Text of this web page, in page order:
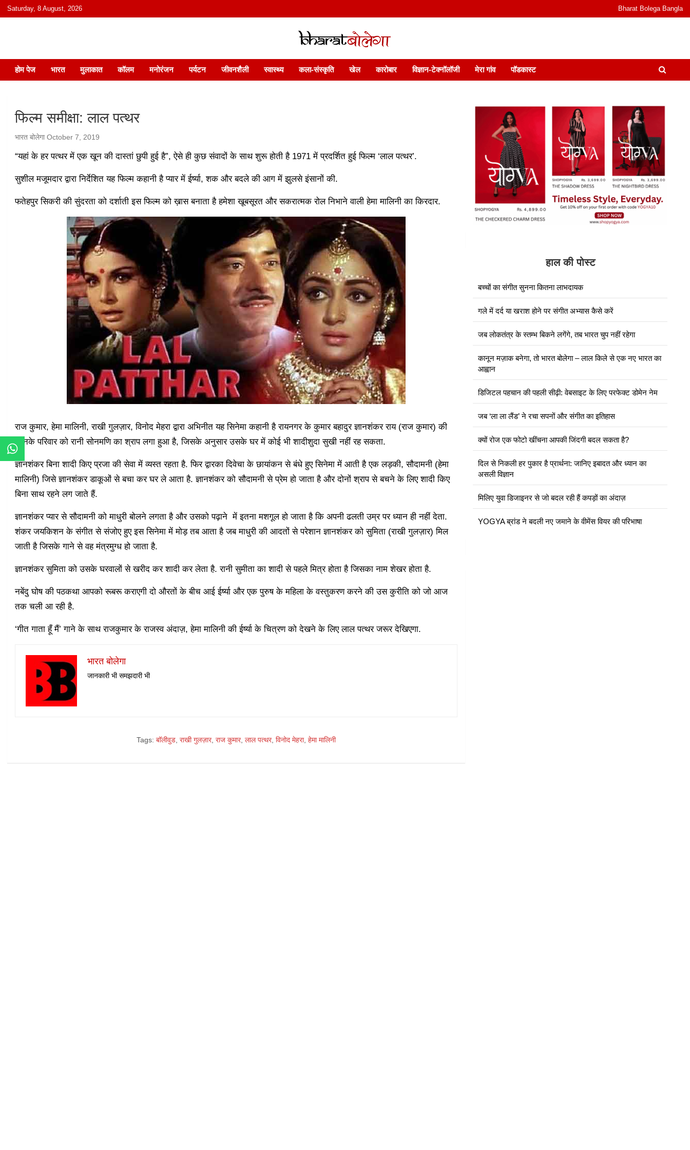
content
Saturday, 8 August, 2026 Bharat Bolega Bangla
भारत बोलेगा
हिंदी में समाचार, विचार, ऑडियो, वीडियो और फ़ीचर. भारत बोलेगा हिंदी न्यूज़ वेबसाइट India: News, Views, Info, Trends & Podcast I जानकारी भी समझदारी भी और पॉडकास्ट
होम पेज भारत मुलाकात कॉलम मनोरंजन पर्यटन जीवनशैली स्वास्थ्य कला-संस्कृति खेल कारोबार विज्ञान-टेक्नॉलॉजी मेरा गांव पॉडकास्ट
फिल्म समीक्षा: लाल पत्थर
भारत बोलेगा October 7, 2019
“यहां के हर पत्थर में एक खून की दास्तां छुपी हुई है”, ऐसे ही कुछ संवादों के साथ शुरू होती है 1971 में प्रदर्शित हुई फिल्म ‘लाल पत्थर’.
सुशील मजूमदार द्वारा निर्देशित यह फिल्म कहानी है प्यार में ईर्ष्या, शक और बदले की आग में झुलसे इंसानों की.
फतेहपुर सिकरी की सुंदरता को दर्शाती इस फिल्म को ख़ास बनाता है हमेशा खूबसूरत और सकरात्मक रोल निभाने वाली हेमा मालिनी का किरदार.
राज कुमार, हेमा मालिनी, राखी गुलज़ार, विनोद मेहरा द्वारा अभिनीत यह सिनेमा कहानी है रायनगर के कुमार बहादुर ज्ञानशंकर राय (राज कुमार) की
जिनके परिवार को रानी सोनमणि का श्राप लगा हुआ है, जिसके अनुसार उसके घर में कोई भी शादीशुदा सुखी नहीं रह सकता.
ज्ञानशंकर बिना शादी किए प्रजा की सेवा में व्यस्त रहता है. फिर द्वारका दिवेचा के छायांकन से बंधे हुए सिनेमा में आती है एक लड़की, सौदामनी (हेमा
मालिनी) जिसे ज्ञानशंकर डाकूओं से बचा कर घर ले आता है. ज्ञानशंकर को सौदामनी से प्रेम हो जाता है और दोनों श्राप से बचने के लिए शादी किए
बिना साथ रहने लग जाते हैं.
ज्ञानशंकर प्यार से सौदामनी को माधुरी बोलने लगता है और उसको पढ़ाने में इतना मशगूल हो जाता है कि अपनी ढलती उम्र पर ध्यान ही नहीं देता.
शंकर जयकिशन के संगीत से संजोए हुए इस सिनेमा में मोड़ तब आता है जब माधुरी की आदतों से परेशान ज्ञानशंकर को सुमिता (राखी गुलज़ार) मिल
जाती है जिसके गाने से वह मंत्रमुग्ध हो जाता है.
ज्ञानशंकर सुमिता को उसके घरवालों से खरीद कर शादी कर लेता है. रानी सुमीता का शादी से पहले मित्र होता है जिसका नाम शेखर होता है.
नबेंदु घोष की पठकथा आपको रूबरू कराएगी दो औरतों के बीच आई ईर्ष्या और एक पुरुष के महिला के वस्तुकरण करने की उस कुरीति को जो आज
तक चली आ रही है.
‘गीत गाता हूँ मैं’ गाने के साथ राजकुमार के राजस्व अंदाज़, हेमा मालिनी की ईर्ष्या के चित्रण को देखने के लिए लाल पत्थर जरूर देखिएगा.
भारत बोलेगा
जानकारी भी समझदारी भी
Tags: बॉलीवुड ,राखी गुलज़ार,राज कुमार,लाल पत्थर,विनोद मेहरा,हेमा मालिनी
हाल की पोस्ट
बच्चों का संगीत सुनना कितना लाभदायक
गले में दर्द या खराश होने पर संगीत अभ्यास कैसे करें
जब लोकतंत्र के स्तम्भ बिकने लगेंगे, तब भारत चुप नहीं रहेगा
कानून मज़ाक बनेगा, तो भारत बोलेगा – लाल किले से एक नए भारत का
आह्वान
डिजिटल पहचान की पहली सीढ़ी: वेबसाइट के लिए परफेक्ट डोमेन नेम
जब ‘ला ला लैंड’ ने रचा सपनों और संगीत का इतिहास
क्यों रोज एक फोटो खींचना आपकी जिंदगी बदल सकता है?
दिल से निकली हर पुकार है प्रार्थना: जानिए इबादत और ध्यान का
असली विज्ञान
मिलिए युवा डिजाइनर से जो बदल रही हैं कपड़ों का अंदाज़
YOGYA ब्रांड ने बदली नए जमाने के वीमेंस वियर की परिभाषा